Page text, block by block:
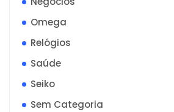
Omega
Relógios
Saúde
Seiko
Sem Categoria